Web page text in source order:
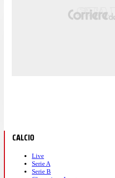
CALCIO
Live
Serie A
Serie B